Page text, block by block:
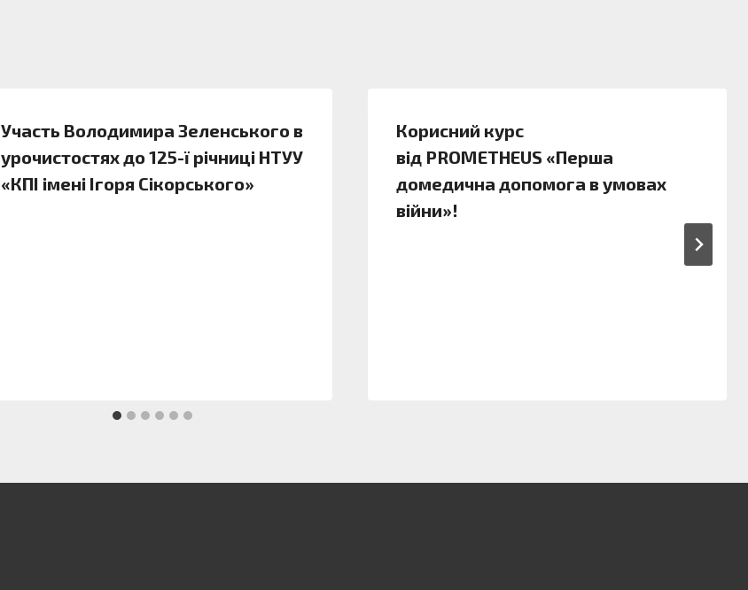
Участь Володимира Зеленського в
урочистостях до 125-ї річниці НТУУ
«КПІ імені Ігоря Сікорського»
Корисний курс
від PROMETHEUS «Перша
домедична допомога в умовах
війни»!